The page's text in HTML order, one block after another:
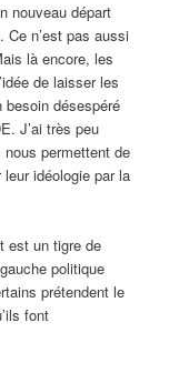
nouveau départ
n’est pas aussi
là encore, les
de laisser les
besoin désespéré
J’ai très peu
permettent de
idéologie par la
est un tigre de
politique
prétendent le
font